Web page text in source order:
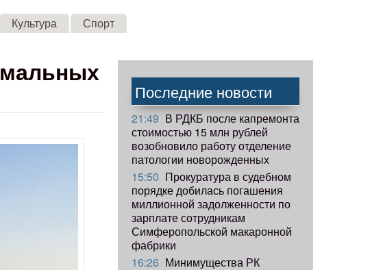
Культура Спорт
Последние новости
21:49 В РДКБ после капремонта
стоимостью 15 млн рублей
возобновило работу отделение
патологии новорожденных
15:50 Прокуратура в судебном
порядке добилась погашения
миллионной задолженности по
зарплате сотрудникам
Симферопольской макаронной
фабрики
16:26 Минимущества РК